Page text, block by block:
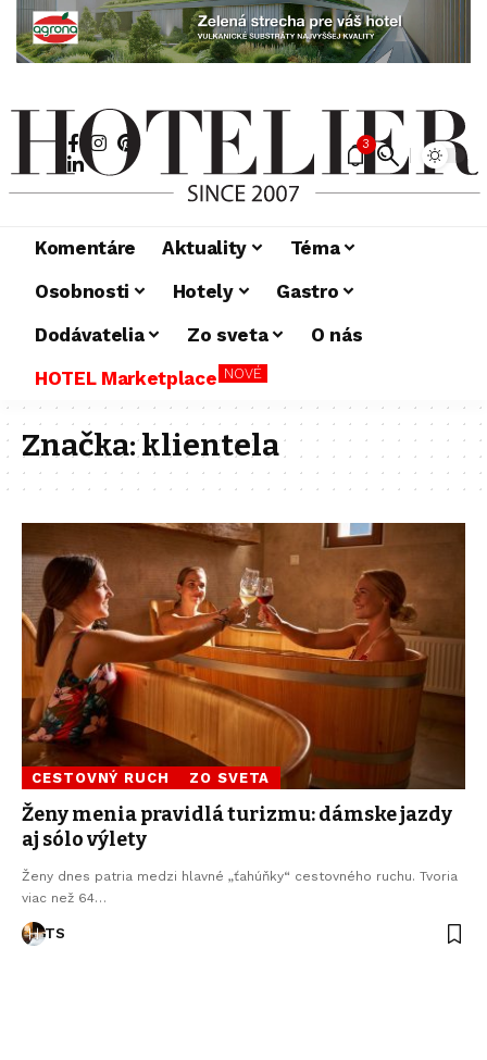
3
Komentáre Aktuality
Téma
Osobnosti
Hotely
Gastro
Dodávatelia
Zo sveta
O nás
HOTEL Marketplace NOVÉ
Značka:klientela
CESTOVNÝ RUCH ZO SVETA
Ženy menia pravidlá turizmu: dámske jazdy
aj sólo výlety
Ženy dnes patria medzi hlavné „ťahúňky“ cestovného ruchu. Tvoria
viac než 64…
TS